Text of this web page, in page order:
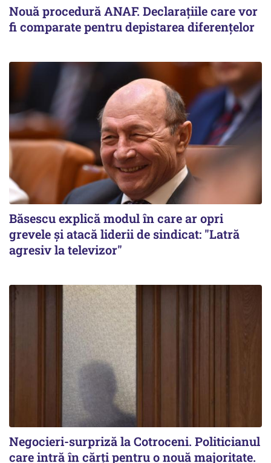
Nouă procedură ANAF. Declarațiile care vor
fi comparate pentru depistarea diferențelor
Băsescu explică modul în care ar opri
grevele și atacă liderii de sindicat: "Latră
agresiv la televizor"
Negocieri-surpriză la Cotroceni. Politicianul
care intră în cărți pentru o nouă majoritate.